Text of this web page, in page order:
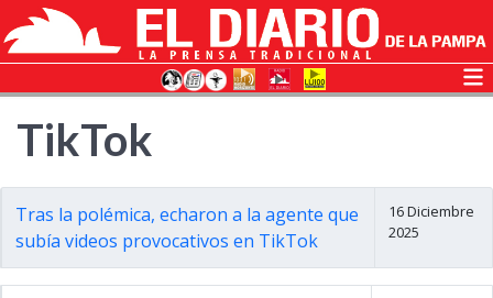
TikTok
Tras la polémica, echaron a la agente que
subía videos provocativos en TikTok
16 Diciembre
2025